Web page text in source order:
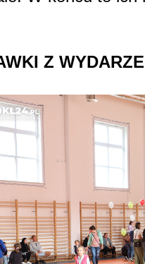
Z